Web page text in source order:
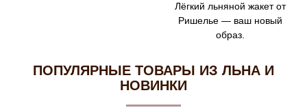
Лёгкий льняной жакет от
Ришелье — ваш новый
образ.
ПОПУЛЯРНЫЕ ТОВАРЫ ИЗ ЛЬНА И
НОВИНКИ